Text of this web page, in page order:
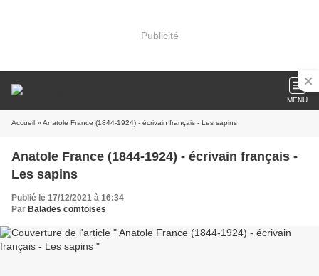
Publicité
MENU
Accueil » Anatole France (1844-1924) - écrivain français - Les sapins
Anatole France (1844-1924) - écrivain français -
Les sapins
Publié le 17/12/2021 à 16:34
Par Balades comtoises